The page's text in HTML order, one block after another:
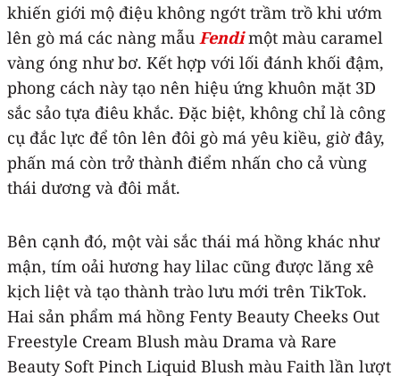
khiến giới mộ điệu không ngớt trầm trồ khi ướm
lên gò má các nàng mẫu Fendimột màu caramel
vàng óng như bơ. Kết hợp với lối đánh khối đậm,
phong cách này tạo nên hiệu ứng khuôn mặt 3D
sắc sảo tựa điêu khắc. Đặc biệt, không chỉ là công
cụ đắc lực để tôn lên đôi gò má yêu kiều, giờ đây,
phấn má còn trở thành điểm nhấn cho cả vùng
thái dương và đôi mắt.
Bên cạnh đó, một vài sắc thái má hồng khác như
mận, tím oải hương hay lilac cũng được lăng xê
kịch liệt và tạo thành trào lưu mới trên TikTok.
Hai sản phẩm má hồng Fenty Beauty Cheeks Out
Freestyle Cream Blush màu Drama và Rare
Beauty Soft Pinch Liquid Blush màu Faith lần lượt